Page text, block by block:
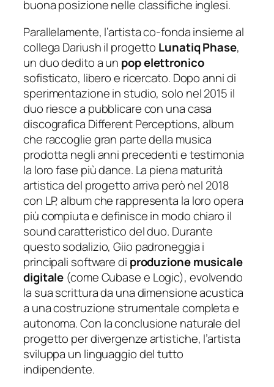
buona posizione nelle classifiche inglesi.
Parallelamente, l’artista co-fonda insieme al
collega Dariush il progetto Lunatiq Phase,
un duo dedito a un pop elettronico
sofisticato, libero e ricercato. Dopo anni di
sperimentazione in studio, solo nel 2015 il
duo riesce a pubblicare con una casa
discografica Different Perceptions, album
che raccoglie gran parte della musica
prodotta negli anni precedenti e testimonia
la loro fase più dance. La piena maturità
artistica del progetto arriva però nel 2018
con LP, album che rappresenta la loro opera
più compiuta e definisce in modo chiaro il
sound caratteristico del duo. Durante
questo sodalizio, Giio padroneggia i
principali software di produzione musicale
digitale (come Cubase e Logic), evolvendo
la sua scrittura da una dimensione acustica
a una costruzione strumentale completa e
autonoma. Con la conclusione naturale del
progetto per divergenze artistiche, l’artista
sviluppa un linguaggio del tutto
indipendente.